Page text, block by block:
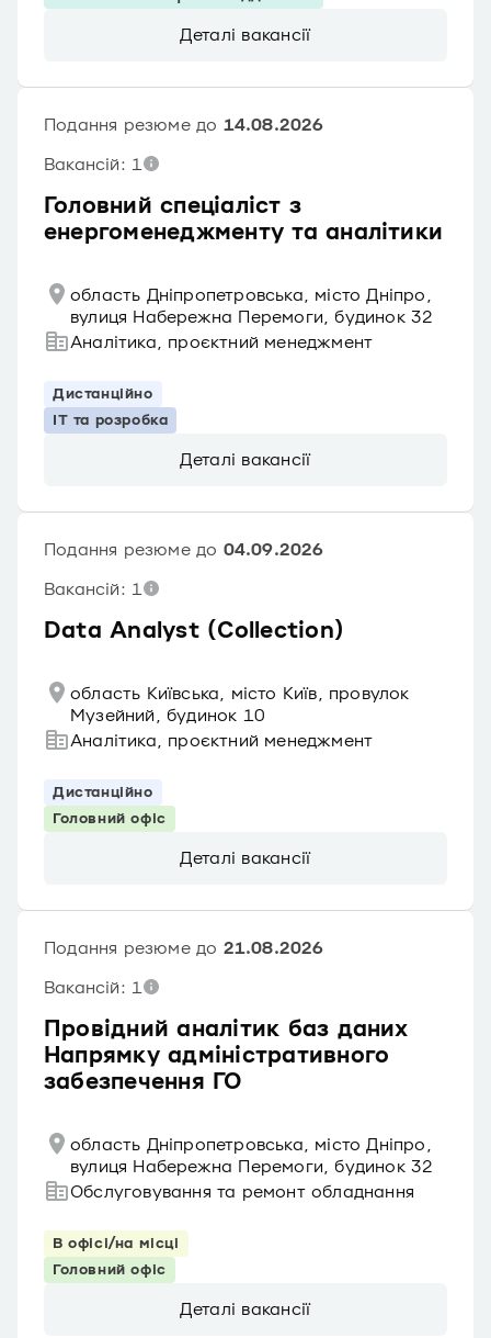
Деталі вакансії
Головний спеціаліст з
енергоменеджменту та аналітики
Подання резюме до 14.08.2026
Вакансій: 1
область Дніпропетровська, місто Дніпро,
вулиця Набережна Перемоги, будинок 32
Аналітика, проєктний менеджмент
Дистанційно
IT та розробка
Деталі вакансії
Data Analyst (Collection)
Подання резюме до 04.09.2026
Вакансій: 1
область Київська, місто Київ, провулок
Музейний, будинок 10
Аналітика, проєктний менеджмент
Дистанційно
Головний офіс
Деталі вакансії
Провідний аналітик баз даних
Напрямку адміністративного
забезпечення ГО
Подання резюме до 21.08.2026
Вакансій: 1
область Дніпропетровська, місто Дніпро,
вулиця Набережна Перемоги, будинок 32
Обслуговування та ремонт обладнання
В офісі/на місці
Головний офіс
Деталі вакансії